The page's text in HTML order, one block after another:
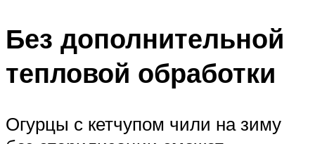
Без дополнительной
тепловой обработки
Огурцы с кетчупом чили на зиму